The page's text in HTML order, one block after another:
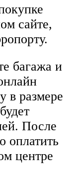
сайте,
багажа и
в размере
После
оплатить
центре